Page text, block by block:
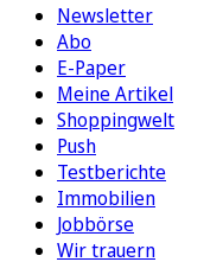
Newsletter
Abo
E-Paper
Meine Artikel
Shoppingwelt
Push
Testberichte
Immobilien
Jobbörse
Wir trauern